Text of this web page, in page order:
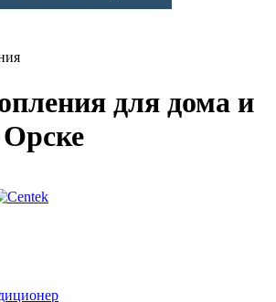
для дома и
Орске